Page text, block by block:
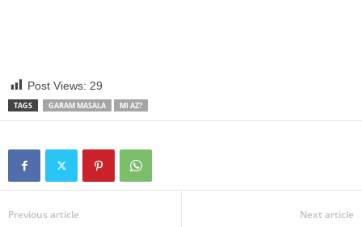
Post Views: 29
TAGS GARAM MASALA MI AZ?
Previous article Next article